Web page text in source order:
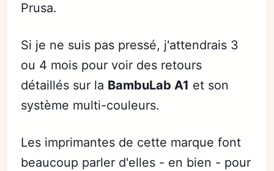
Prusa.
Si je ne suis pas pressé, j'attendrais 3
ou 4 mois pour voir des retours
détaillés sur la BambuLab A1 et son
système multi-couleurs.
Les imprimantes de cette marque font
beaucoup parler d'elles - en bien - pour